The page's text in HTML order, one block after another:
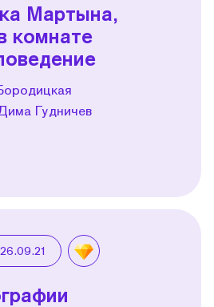
Мартына,
комнате
Гудничев
26.09.21